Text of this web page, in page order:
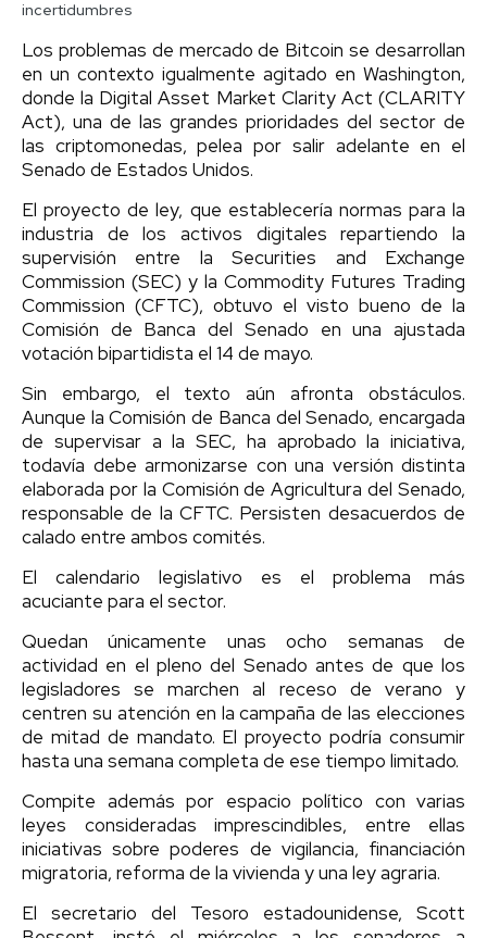
incertidumbres
Los problemas de mercado de Bitcoin se desarrollan
en un contexto igualmente agitado en Washington,
donde la Digital Asset Market Clarity Act (CLARITY
Act), una de las grandes prioridades del sector de
las criptomonedas, pelea por salir adelante en el
Senado de Estados Unidos.
El proyecto de ley, que establecería normas para la
industria de los activos digitales repartiendo la
supervisión entre la Securities and Exchange
Commission (SEC) y la Commodity Futures Trading
Commission (CFTC), obtuvo el visto bueno de la
Comisión de Banca del Senado en una ajustada
votación bipartidista el 14 de mayo.
Sin embargo, el texto aún afronta obstáculos.
Aunque la Comisión de Banca del Senado, encargada
de supervisar a la SEC, ha aprobado la iniciativa,
todavía debe armonizarse con una versión distinta
elaborada por la Comisión de Agricultura del Senado,
responsable de la CFTC. Persisten desacuerdos de
calado entre ambos comités.
El calendario legislativo es el problema más
acuciante para el sector.
Quedan únicamente unas ocho semanas de
actividad en el pleno del Senado antes de que los
legisladores se marchen al receso de verano y
centren su atención en la campaña de las elecciones
de mitad de mandato. El proyecto podría consumir
hasta una semana completa de ese tiempo limitado.
Compite además por espacio político con varias
leyes consideradas imprescindibles, entre ellas
iniciativas sobre poderes de vigilancia, financiación
migratoria, reforma de la vivienda y una ley agraria.
El secretario del Tesoro estadounidense, Scott